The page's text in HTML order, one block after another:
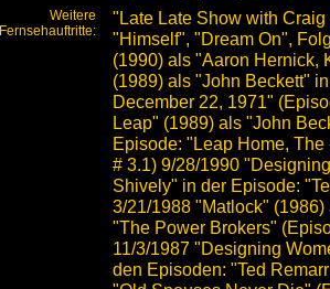
Weitere
Fernsehauftritte:
"Late Late Show with
"Himself", "Dream On",
(1990) als "Aaron Hernick,
(1989) als "John Beckett"
December 22, 1971"
Leap" (1989) als "John
Episode: "Leap Home,
# 3.1) 9/28/1990
Shively" in der Episode:
3/21/1988 "Matlock"
"The Power Brokers"
11/3/1987 "Designing
den Episoden: "Ted